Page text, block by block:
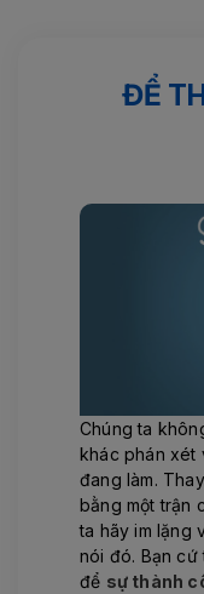
ĐỂ
Chúng ta
khác phán xét
đang làm.
bằng một trận
ta hãy im lặng
nói đó. Bạn cứ
để sự thành